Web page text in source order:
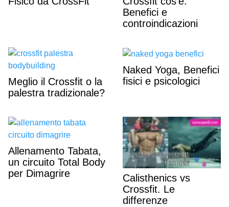
Benefici e
controindicazioni
Meglio il Crossfit o la
palestra tradizionale?
Naked Yoga, Benefici
fisici e psicologici
Allenamento Tabata,
un circuito Total Body
per Dimagrire
Calisthenics vs
Crossfit. Le
differenze